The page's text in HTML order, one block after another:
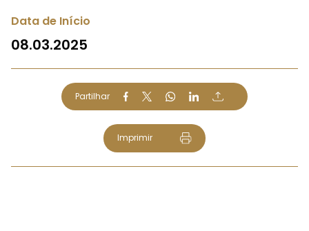
Data de Início
08.03.2025
Partilhar
Imprimir